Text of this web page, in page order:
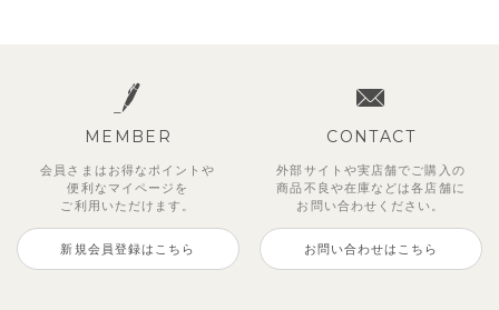
MEMBER
会員さまはお得なポイントや
便利な マイページを
ご利用いただけます。
新規会員登録はこちら
CONTACT
外部サイトや実店舗でご購入の
商品不良や在庫などは各店舗に
お問い合わせください。
お問い合わせはこちら